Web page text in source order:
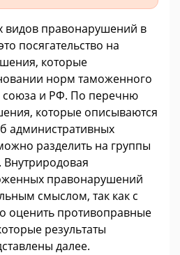
видов правонарушений в
посягательство на
которые
норм таможенного
союза и РФ. По перечню
которые описываются
административных
разделить на группы
Внутриродовая
правонарушений
смыслом, так как с
противоправные
результаты
далее.